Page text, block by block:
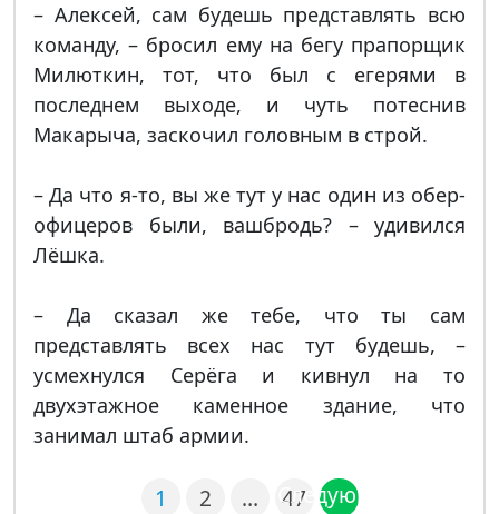
– Алексей, сам будешь представлять всю
команду, – бросил ему на бегу прапорщик
Милюткин, тот, что был с егерями в
последнем выходе, и чуть потеснив
Макарыча, заскочил головным в строй.
– Да что я-то, вы же тут у нас один из обер-
офицеров были, вашбродь? – удивился
Лёшка.
– Да сказал же тебе, что ты сам
представлять всех нас тут будешь, –
усмехнулся Серёга и кивнул на то
двухэтажное каменное здание, что
занимал штаб армии.
1 2 … 47
Следующая